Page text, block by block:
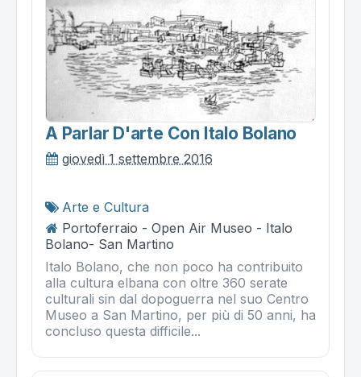
A Parlar D'arte Con Italo Bolano
giovedì 1 settembre 2016
Arte e Cultura
Portoferraio - Open Air Museo - Italo
Bolano- San Martino
Italo Bolano, che non poco ha contribuito
alla cultura elbana con oltre 360 serate
culturali sin dal dopoguerra nel suo Centro
Museo a San Martino, per più di 50 anni, ha
concluso questa difficile...